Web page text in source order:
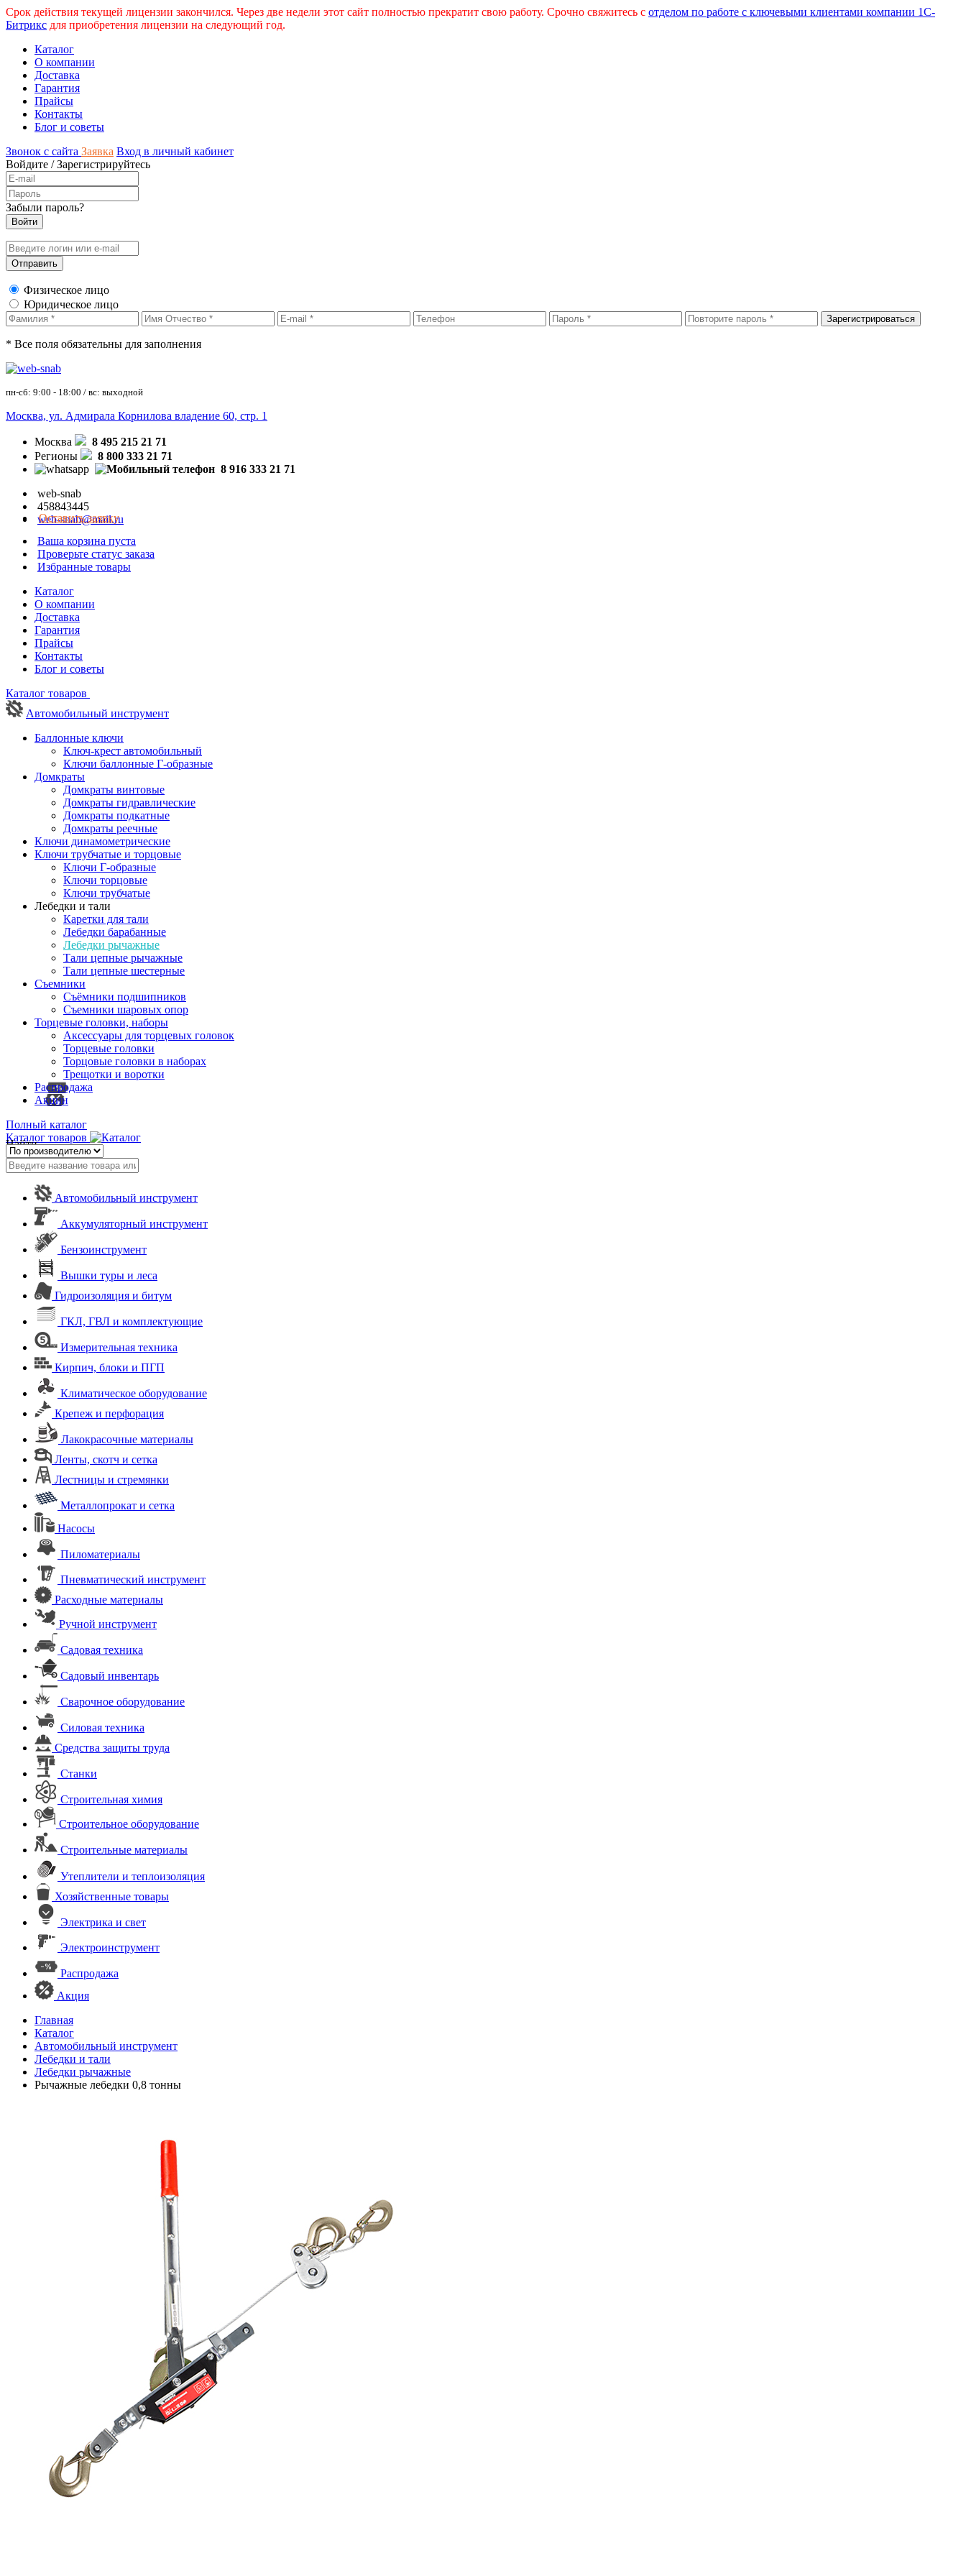
Срок действия текущей лицензии закончился. Через две недели этот сайт полностью прекратит свою работу. Срочно свяжитесь с отделом по работе с ключевыми клиентами компании 1С-
Битрикс для приобретения лицензии на следующий год.
Каталог
О компании
Доставка
Гарантия
Прайсы
Контакты
Блог и советы
Звонок с сайта Заявка Вход в личный кабинет
Войдите /Зарегистрируйтесь
Забыли пароль?
Физическое лицо
Юридическое лицо
* Все поля обязательны для заполнения
пн-сб: 9:00 - 18:00 / вс: выходной
Москва, ул. Адмирала Корнилова владение 60, стр. 1
Москва
8 495 215 21 71
Регионы
8 800 333 21 71
8 916 333 21 71
web-snab
458843445
web-snab@mail.ru
Оставить заявку
Ваша корзина пуста
Проверьте статус заказа
Избранные товары
Каталог
О компании
Доставка
Гарантия
Прайсы
Контакты
Блог и советы
Каталог товаров
Автомобильный инструмент
Баллонные ключи
Ключ-крест автомобильный
Ключи баллонные Г-образные
Домкраты
Домкраты винтовые
Домкраты гидравлические
Домкраты подкатные
Домкраты реечные
Ключи динамометрические
Ключи трубчатые и торцовые
Ключи Г-образные
Ключи торцовые
Ключи трубчатые
Лебедки и тали
Каретки для тали
Лебедки барабанные
Лебедки рычажные
Тали цепные рычажные
Тали цепные шестерные
Съемники
Съёмники подшипников
Съемники шаровых опор
Торцевые головки, наборы
Аксессуары для торцевых головок
Торцевые головки
Торцовые головки в наборах
Трещотки и воротки
Распродажа
Акции
Полный каталог
Каталог товаров
Найти
Автомобильный инструмент
Аккумуляторный инструмент
Бензоинструмент
Вышки туры и леса
Гидроизоляция и битум
ГКЛ, ГВЛ и комплектующие
Измерительная техника
Кирпич, блоки и ПГП
Климатическое оборудование
Крепеж и перфорация
Лакокрасочные материалы
Ленты, скотч и сетка
Лестницы и стремянки
Металлопрокат и сетка
Насосы
Пиломатериалы
Пневматический инструмент
Расходные материалы
Ручной инструмент
Садовая техника
Садовый инвентарь
Сварочное оборудование
Силовая техника
Средства защиты труда
Станки
Строительная химия
Строительное оборудование
Строительные материалы
Утеплители и теплоизоляция
Хозяйственные товары
Электрика и свет
Электроинструмент
Распродажа
Акция
Главная
Каталог
Автомобильный инструмент
Лебедки и тали
Лебедки рычажные
Рычажные лебедки 0,8 тонны